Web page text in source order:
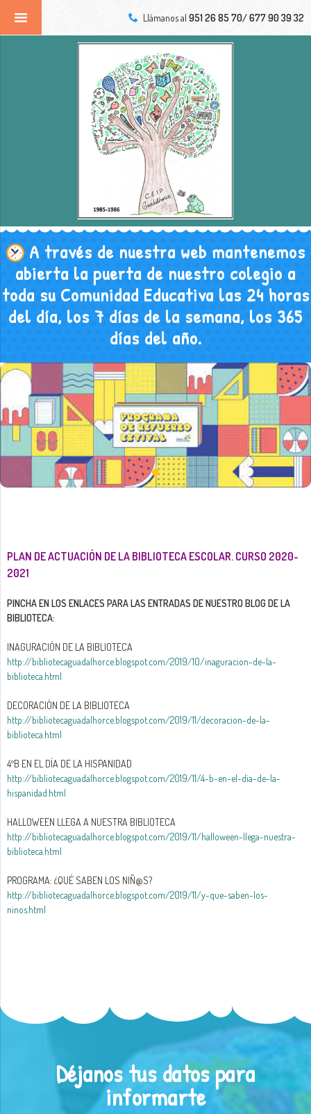
Llámanos al 951 26 85 70/ 677 90 39 32
A través de nuestra web mantenemos
abierta la puerta de nuestro colegio a
toda su Comunidad Educativa las 24 horas
del día, los 7 días de la semana, los 365
días del año.
PLAN DE ACTUACIÓN DE LA BIBLIOTECA ESCOLAR. CURSO 2020-
2021
PINCHA EN LOS ENLACES PARA LAS ENTRADAS DE NUESTRO BLOG DE LA
BIBLIOTECA:
INAGURACIÓN DE LA BIBLIOTECA
http://bibliotecaguadalhorce.blogspot.com/2019/10/inaguracion-de-la-
biblioteca.html
DECORACIÓN DE LA BIBLIOTECA
http://bibliotecaguadalhorce.blogspot.com/2019/11/decoracion-de-la-
biblioteca.html
4ºB EN EL DÍA DE LA HISPANIDAD
http://bibliotecaguadalhorce.blogspot.com/2019/11/4-b-en-el-dia-de-la-
hispanidad.html
HALLOWEEN LLEGA A NUESTRA BIBLIOTECA
http://bibliotecaguadalhorce.blogspot.com/2019/11/halloween-llega-nuestra-
biblioteca.html
PROGRAMA: ¿QUÉ SABEN LOS NIÑ@S?
http://bibliotecaguadalhorce.blogspot.com/2019/11/y-que-saben-los-
ninos.html
Déjanos tus datos para
informarte